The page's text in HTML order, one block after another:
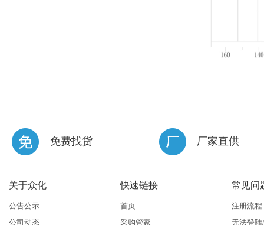
免费找货 厂家直供
关于众化
公告公示
公司动态
快速链接
首页
采购管家
常见问
注册流程
无法登